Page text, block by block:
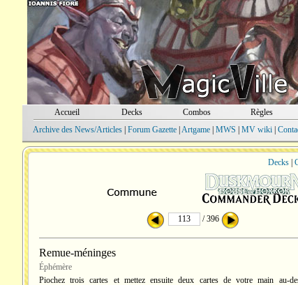
Accueil Decks Combos Règles
Archive des News/Articles| Forum Gazette| Artgame| MWS MV wiki|
Decks
/ 396
Remue-méninges
Éphémère
Piochez trois cartes et mettez ensuite deux cartes de votre main au-